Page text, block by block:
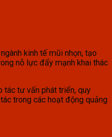
kinh tế mũi nhọn, tạo
nỗ lực đẩy mạnh khai thác
tác tư vấn phát triển, quy
trong các hoạt động quảng